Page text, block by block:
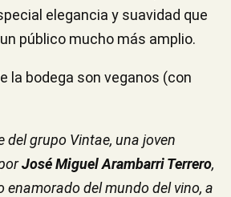
elegancia y suavidad que
público mucho más amplio.
la bodega son veganos (con
grupo Vintae, una joven
José Miguel Arambarri Terrero,
enamorado del mundo del vino, a